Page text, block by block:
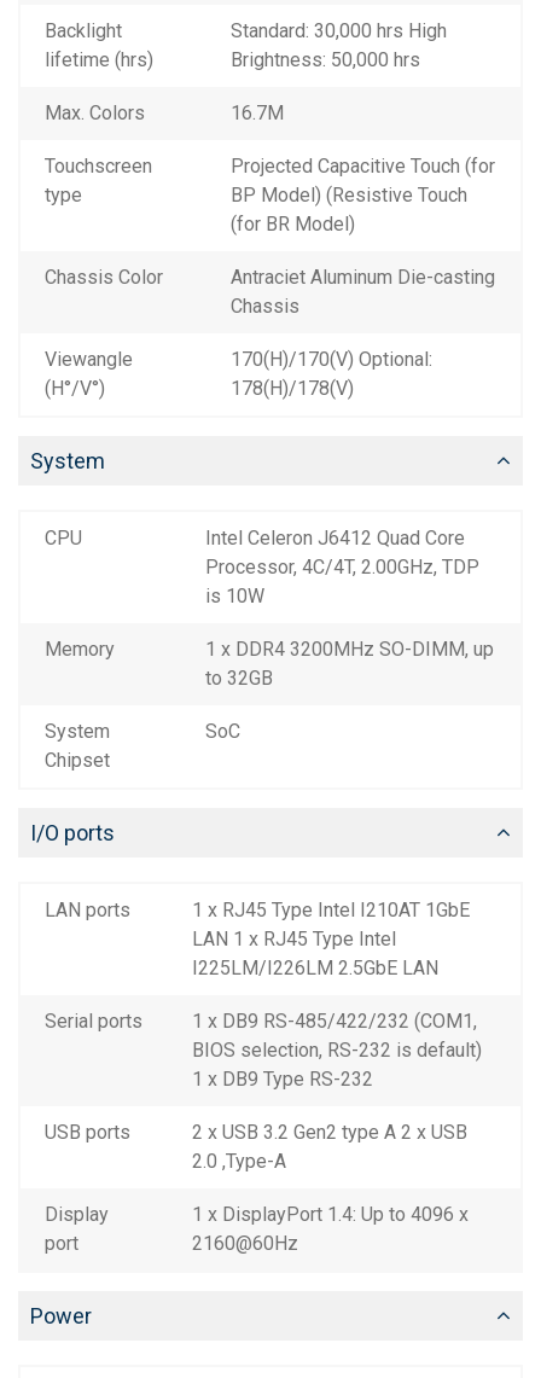
Backlight
lifetime (hrs)
Standard: 30,000 hrs High
Brightness: 50,000 hrs
Max. Colors 16.7M
Touchscreen
type
Projected Capacitive Touch (for
BP Model) (Resistive Touch
(for BR Model)
Chassis Color
Antraciet Aluminum Die-casting
Chassis
Viewangle
(H°/V°)
170(H)/170(V) Optional:
178(H)/178(V)
System
CPU
Intel Celeron J6412 Quad Core
Processor, 4C/4T, 2.00GHz, TDP
is 10W
Memory
1 x DDR4 3200MHz SO-DIMM, up
to 32GB
System
Chipset
SoC
I/O ports
LAN ports
1 x RJ45 Type Intel I210AT 1GbE
LAN 1 x RJ45 Type Intel
I225LM/I226LM 2.5GbE LAN
Serial ports
1 x DB9 RS-485/422/232 (COM1,
BIOS selection, RS-232 is default)
1 x DB9 Type RS-232
USB ports
2 x USB 3.2 Gen2 type A 2 x USB
2.0 ,Type-A
Display
port
1 x DisplayPort 1.4: Up to 4096 x
2160@60Hz
Power